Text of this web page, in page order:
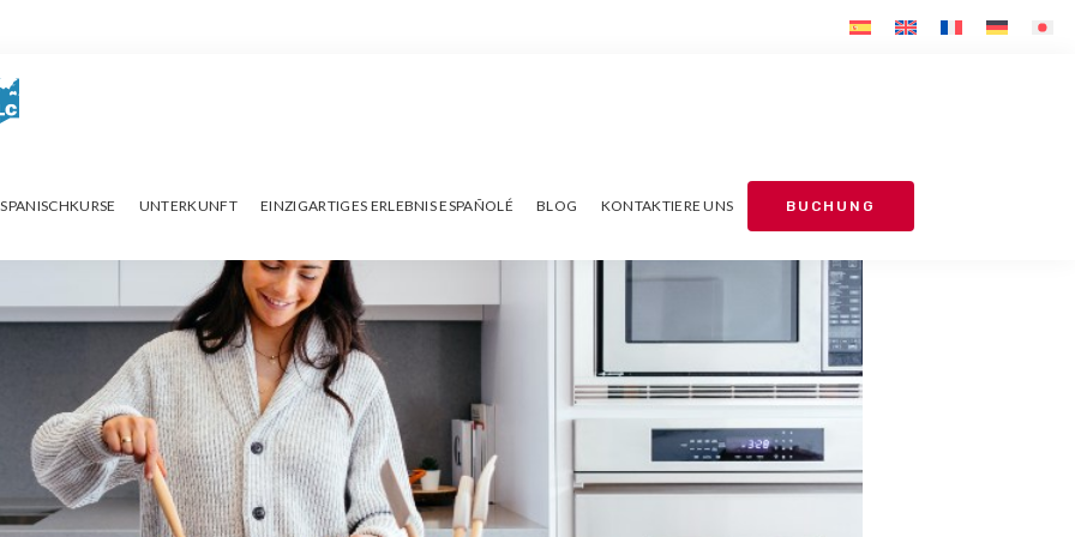
SPANISCHKURSE UNTERKUNFT EINZIGARTIGES ERLEBNIS ESPAÑOLÉ BLOG KONTAKTIERE UNS BUCHUNG